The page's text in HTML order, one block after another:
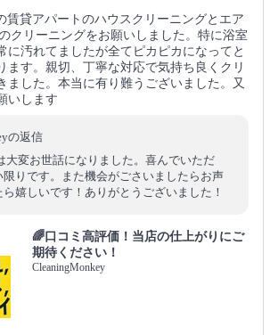
賃貸アパートのハウスクリーニングとエア
クリーニングをお願いしました。特に浴室
に汚れてましたが全てピカピカになってと
ます。親切、丁寧な対応で気持ち良くクリ
ました。本当に有り難うございました。又
いします
の返信
大変お世話になりました。喜んでいただ
限りです。また機会がごさいましたらお声
嬉しいです！ありがとうございました！
🌈口コミ高評価！当店の仕上がりにご
期待ください！
CleaningMonkey